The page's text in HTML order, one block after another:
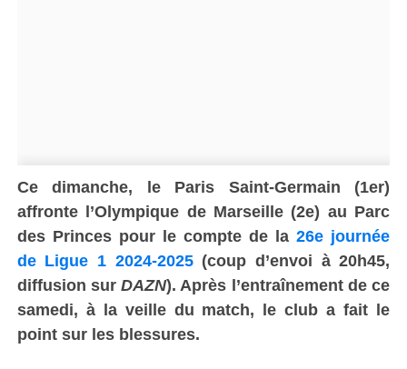
Ce dimanche, le Paris Saint-Germain (1er)
affronte l’Olympique de Marseille (2e) au Parc
des Princespour le compte de la26e journée
de Ligue 1 2024-2025(coup d’envoi à 20h45,
diffusion surDAZN). Après l’entraînement de ce
samedi, à la veille du match, le club a fait le
point sur les blessures.